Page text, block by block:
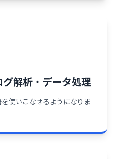
解析・データ処理
使いこなせるようになりま